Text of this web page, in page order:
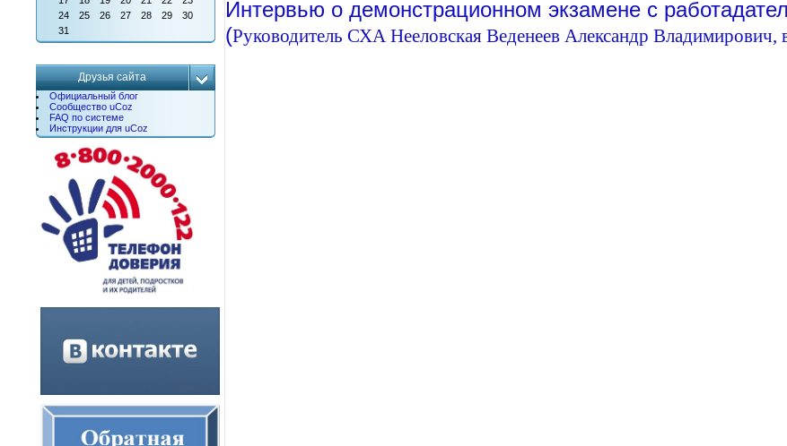
24
25 26 27 28 29
30
31
Друзья сайта
Официальный блог
Сообщество uCoz
FAQ по системе
Инструкции для uCoz
Интервью о демонстрационном экзамене с
(Руководитель СХА Нееловская Веденеев Александр Владимирович,